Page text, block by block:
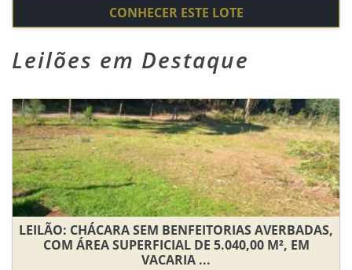
CONHECER ESTE LOTE
Leilões em Destaque
LEILÃO: CHÁCARA SEM BENFEITORIAS AVERBADAS,
COM ÁREA SUPERFICIAL DE 5.040,00 M², EM
VACARIA ...